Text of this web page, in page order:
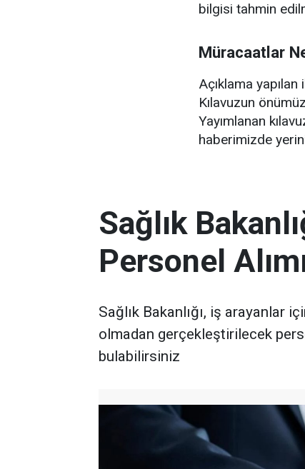
bilgisi tahmin
Müracaatlar
Açıklama yapılan
Kılavuzun
Yayımlanan
haberimizde
Sağlık
Personel
Sağlık Bakanlığı, iş arayanlar
olmadan gerçekleştirilecek
bulabilirsiniz